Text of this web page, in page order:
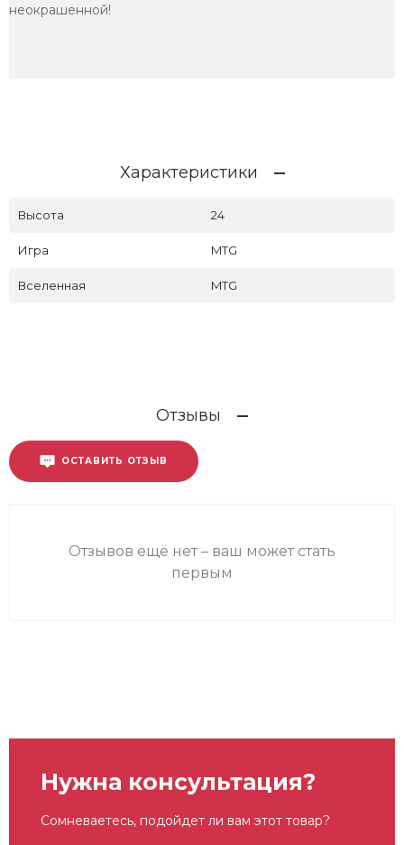
неокрашенной!
Характеристики
Высота 24
Игра MTG
Вселенная MTG
Отзывы
ОСТАВИТЬ ОТЗЫВ
Отзывов ещё нет – ваш может стать
первым
Нужна консультация?
Сомневаетесь, подойдет ли вам этот товар?